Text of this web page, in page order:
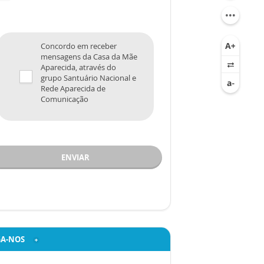
Concordo em receber
mensagens da Casa da Mãe
Aparecida, através do
grupo Santuário Nacional e
Rede Aparecida de
Comunicação
ENVIAR
NOS